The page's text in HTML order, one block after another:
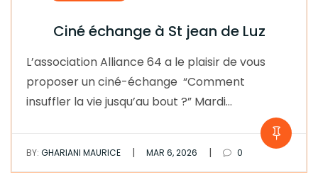
Ciné échange à St jean de Luz
L’association Alliance 64 a le plaisir de vous
proposer un ciné-échange “Comment
insuffler la vie jusqu’au bout ?” Mardi…
BY: GHARIANI MAURICE | MAR 6, 2026 | 0